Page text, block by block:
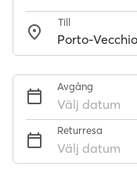
Till
Avgång
Välj datum
Returresa
Välj datum